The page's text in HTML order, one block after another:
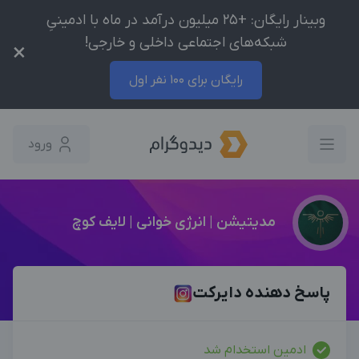
وبینار رایگان: +25 میلیون درآمد در ماه با ادمینیِ
شبکه‌های اجتماعی داخلی و خارجی!
رایگان برای 100 نفر اول
×
ورود
مدیتیشن | انرژی خوانی | لایف کوچ
پاسخ دهنده دایرکت
ادمین استخدام شد